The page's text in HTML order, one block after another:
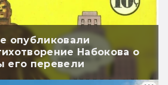
опубликовали
Набокова о
его перевели